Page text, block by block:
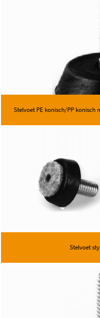
Stelvoet PE konisch/PP konisch
Stelvoet